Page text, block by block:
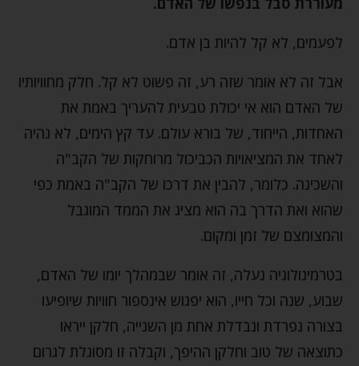
לפעמים, לא קל להיות בן אדם.
אבל זה לא אומר שזה רע, זה פשוט לא קל. חלק מחוויותיו
של האדם הוא אי יכולת טבעית להעריך באמת את
האחדות, הייחוד, של בורא עולם. עד קץ הימים, לא נהיה
לאחד את המציאויות הכביכול מרוחקות של הקב"ה
והשכינה. כלומר, להבין את דרכו של הקב"ה באמת כפי
שהוא ואת הדרך בה הוא מציג את הממד המוגבל
והמצומצם של זמן ומקום.
בטרמינולוגיה נעלה, זה אומר שבמהלך יומו של האדם,
שבוע, שנה וכל חייו, הוא יפגוש אינספור חוויות שיופיעו
בצורה נפרדת ונבדלת אחת מן השנייה, חלקן ייראו
כתוצאה של טוב וחלקן ההיפך, וקבלה זו מסוגלת לגרום